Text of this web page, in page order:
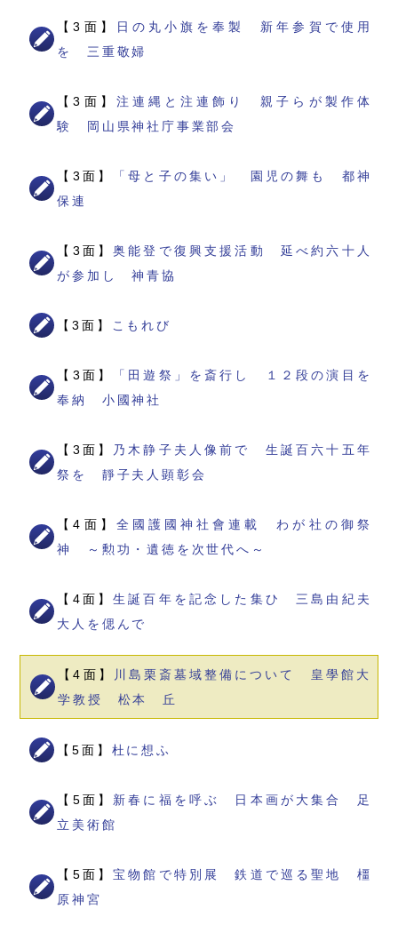
【3面】
日の丸小旗を奉製 新年参賀で使用
を 三重敬婦
【3面】 注連縄と注連飾り 親子らが製作体
験 岡山県神社庁事業部会
【3面】
「母と子の集い」 園児の舞も 都神
保連
【3面】奥能登で復興支援活動 延べ約六十人
が参加し 神青協
【3面】 こもれび
【3面】
「田遊祭」を斎行し １２段の演目を
奉納 小國神社
【3面】
乃木静子夫人像前で 生誕百六十五年
祭を 靜子夫人顕彰会
【4面】 全國護國神社會連載 わが社の御祭
神 ～勲功・遺徳を次世代へ～
【4面】生誕百年を記念した集ひ 三島由紀夫
大人を偲んで
【4面】
川島栗斎墓域整備について 皇學館大
学教授 松本 丘
【5面】 杜に想ふ
【5面】 新春に福を呼ぶ 日本画が大集合 足
立美術館
【5面】宝物館で特別展 鉄道で巡る聖地 橿
原神宮